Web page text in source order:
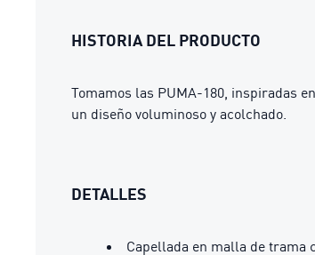
HISTORIA DEL PRODUCTO
Tomamos las PUMA-180, inspiradas
un diseño voluminoso y acolchado.
DETALLES
Capellada en malla de trama